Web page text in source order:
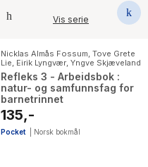
Vis serie
Nicklas Almås Fossum, Tove Grete
Lie, Eirik Lyngvær, Yngve Skjæveland
Refleks 3 - Arbeidsbok :
natur- og samfunnsfag for
barnetrinnet
135,-
Pocket Norsk bokmål